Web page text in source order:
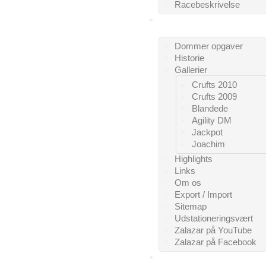
Racebeskrivelse
Dommer opgaver
Historie
Gallerier
Crufts 2010
Crufts 2009
Blandede
Agility DM
Jackpot
Joachim
Highlights
Links
Om os
Export / Import
Sitemap
Udstationeringsvært
Zalazar på YouTube
Zalazar på Facebook